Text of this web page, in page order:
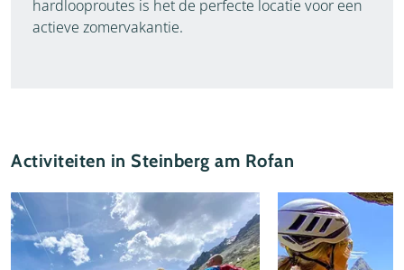
hardlooproutes is het de perfecte locatie voor een
actieve zomervakantie.
Activiteiten in Steinberg am Rofan